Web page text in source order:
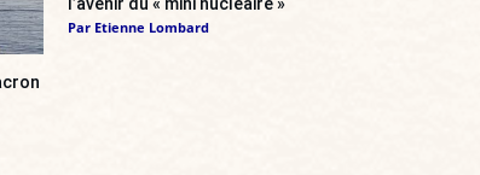
Par Etienne Lombard